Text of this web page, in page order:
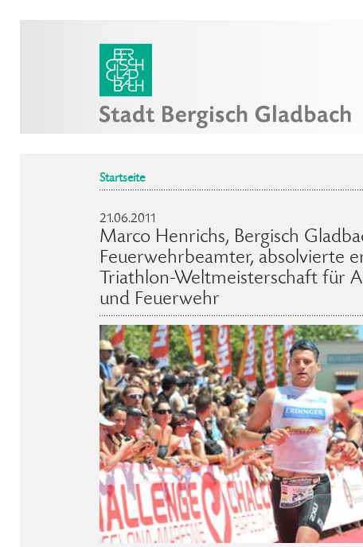
Startseite
21.06.2011
Marco Henrichs, Bergisch
Feuerwehrbeamter, absolvierte
Triathlon-Weltmeisterschaft für
und Feuerwehr